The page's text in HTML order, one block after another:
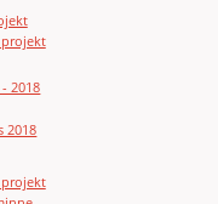
projekt
2018
2018
projekt